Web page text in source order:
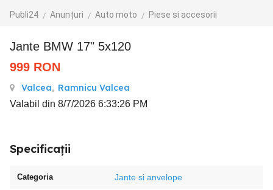
Publi24 Anunțuri Auto moto Piese si accesorii
Jante BMW 17" 5x120
999 RON
Valcea, Ramnicu Valcea
Valabil din 8/7/2026 6:33:26 PM
Specificații
Categoria Jante si anvelope